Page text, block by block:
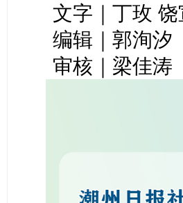
文字｜丁玫
编辑｜郭洵汐
审核｜梁佳涛